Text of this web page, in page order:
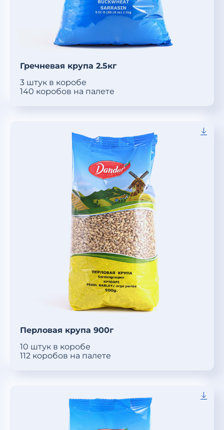
Гречневая крупа 2.5кг
3 штук в коробе
140 коробов на палете
Перловая крупа 900г
10 штук в коробе
112 коробов на палете